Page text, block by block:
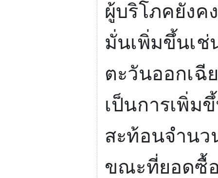
ผู้บริโภคยังค
มั่นเพิ่มขึ้นเช่
ตะวันออกเฉี
เป็นการเพิ่ม
สะท้อนจำนว
ขณะที่ยอดซื้